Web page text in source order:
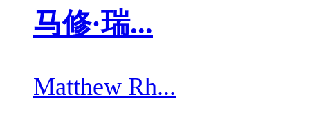
马修·瑞...
Matthew Rh...